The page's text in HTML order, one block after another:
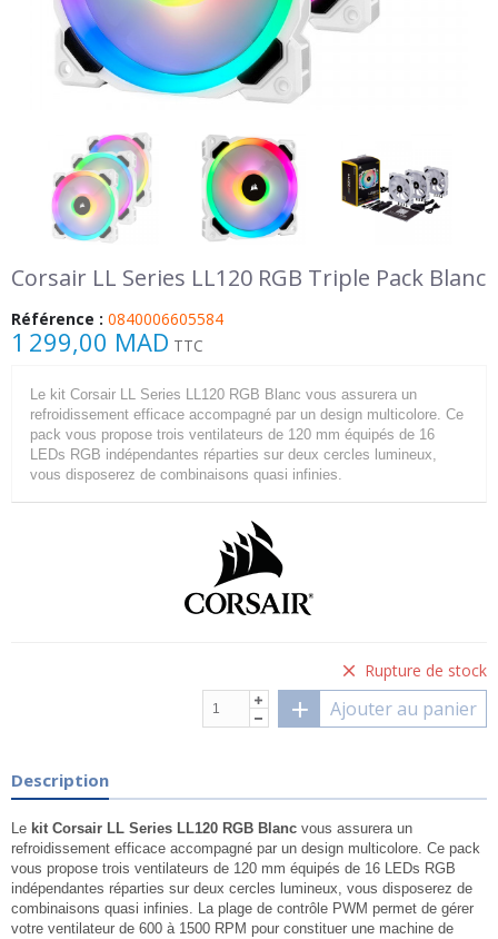
Corsair LL Series LL120 RGB Triple Pack Blanc
Référence : 0840006605584
1 299,00 MAD TTC
Le kit Corsair LL Series LL120 RGB Blanc vous assurera un
refroidissement efficace accompagné par un design multicolore. Ce
pack vous propose trois ventilateurs de 120 mm équipés de 16
LEDs RGB indépendantes réparties sur deux cercles lumineux,
vous disposerez de combinaisons quasi infinies.
Rupture de stock
Ajouter au panier
Description
Le kit Corsair LL Series LL120 RGB Blanc vous assurera un
refroidissement efficace accompagné par un design multicolore. Ce pack
vous propose trois ventilateurs de 120 mm équipés de 16 LEDs RGB
indépendantes réparties sur deux cercles lumineux, vous disposerez de
combinaisons quasi infinies. La plage de contrôle PWM permet de gérer
votre ventilateur de 600 à 1500 RPM pour constituer une machine de